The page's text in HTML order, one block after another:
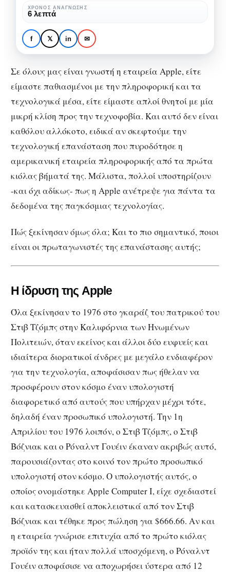
Apple: Το συνώνυμο
της τεχνολογίας
τεχνολογίας
ΧΡΌΝΟΣ ΑΝΆΓΝΩΣΗΣ
6 λεπτά
f 𝕏 in ✉
Σε όλους μας είναι γνωστή η εταιρεία Apple, είτε
είμαστε παθιασμένοι με την πληροφορική και τα
τεχνολογικά μέσα, είτε είμαστε απλοί θνητοί με μία
μικρή κλίση προς την τεχνοφοβία. Και αυτό δεν είναι
καθόλου αλλόκοτο, ειδικά αν σκεφτούμε την
τεχνολογική επανάσταση που πυροδότησε η
αμερικανική εταιρεία πληροφορικής από τα πρώτα
κιόλας βήματά της. Μάλιστα, πολλοί υποστηρίζουν
-και όχι αδίκως- πως η Apple ανέτρεψε για πάντα τα
δεδομένα της παγκόσμιας τεχνολογίας.
Πώς ξεκίνησαν όμως όλα; Και το πιο σημαντικό, ποιοι
είναι οι πρωταγωνιστές της επανάστασης αυτής;
Η ίδρυση της Apple
Όλα ξεκίνησαν το 1976 στο γκαράζ του πατρικού του
Στιβ Τζόμπς στην Καλιφόρνια των Ηνωμένων
Πολιτειών, όταν εκείνος και άλλοι δύο ευφυείς και
ιδιαίτερα διορατικοί άνδρες με μεγάλο ενδιαφέρον
για την τεχνολογία, αποφάσισαν πως ήθελαν να
προσφέρουν στον κόσμο έναν υπολογιστή
διαφορετικό από αυτούς που υπήρχαν μέχρι τότε,
δηλαδή έναν προσωπικό υπολογιστή. Την 1η
Απριλίου του 1976 λοιπόν, ο Στιβ Τζόμπς, ο Στιβ
Βόζνιακ και ο Ρόναλντ Γουέιν έκαναν ακριβώς αυτό,
παρουσιάζοντας στο κοινό τον πρώτο προσωπικό
υπολογιστή στον κόσμο. Ο υπολογιστής αυτός, ο
οποίος ονομάστηκε Apple Computer I, είχε σχεδιαστεί
και κατασκευασθεί αποκλειστικά από τον Στιβ
Βόζνιακ και τέθηκε προς πώληση για $666.66. Αν και
η εταιρεία γνώρισε επιτυχία από το πρώτο κιόλας
προϊόν της και ήταν πολλά υποσχόμενη, ο Ρόναλντ
Γουέιν αποφάσισε να αποχωρήσει ύστερα από 12